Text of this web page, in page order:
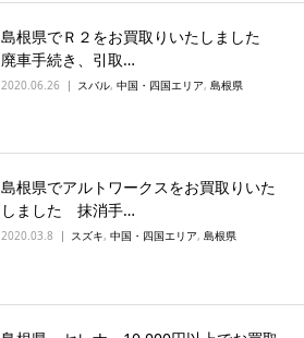
島根県でＲ２をお買取りいたしました
廃車手続き、引取…
2020.06.26 スバル, 中国・四国エリア, 島根県
島根県でアルトワークスをお買取りいた
しました 抹消手…
2020.03.8 スズキ, 中国・四国エリア, 島根県